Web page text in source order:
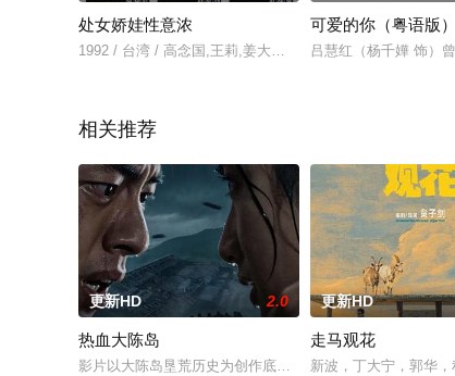
处女娇娃性意浓
1992 / 台湾 / 高念国,王莉,姜大川,赵莎
可爱的你（粤语版）
吕慧红（杨千嬅 饰）
相关推荐
更新HD 2.0
热血大陈岛
影片以大陈岛垦荒历史为创作底色，在尊重历史真实性的前
更新HD
走马观花
新波，丁大宁，郭华